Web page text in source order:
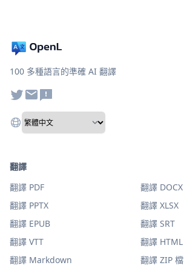
100 多種語言的準確 AI 翻譯
翻譯
翻譯 PDF
翻譯 DOCX
翻譯 PPTX
翻譯 XLSX
翻譯 EPUB
翻譯 SRT
翻譯 VTT
翻譯 HTML
翻譯 Markdown
翻譯 ZIP